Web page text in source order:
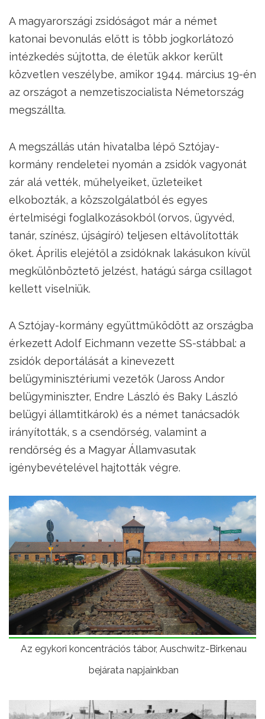
A magyarországi zsidóságot már a német
katonai bevonulás előtt is több jogkorlátozó
intézkedés sújtotta, de életük akkor került
közvetlen veszélybe, amikor 1944. március 19-én
az országot a nemzetiszocialista Németország
megszállta.
A megszállás után hivatalba lépő Sztójay-
kormány rendeletei nyomán a zsidók vagyonát
zár alá vették, műhelyeiket, üzleteiket
elkobozták, a közszolgálatból és egyes
értelmiségi foglalkozásokból (orvos, ügyvéd,
tanár, színész, újságíró) teljesen eltávolították
őket. Április elejétől a zsidóknak lakásukon kívül
megkülönböztető jelzést, hatágú sárga csillagot
kellett viselniük.
A Sztójay-kormány együttműködött az országba
érkezett Adolf Eichmann vezette SS-stábbal: a
zsidók deportálását a kinevezett
belügyminisztériumi vezetők (Jaross Andor
belügyminiszter, Endre László és Baky László
belügyi államtitkárok) és a német tanácsadók
irányították, s a csendőrség, valamint a
rendőrség és a Magyar Államvasutak
igénybevételével hajtották végre.
Az egykori koncentrációs tábor, Auschwitz-Birkenau
bejárata napjainkban